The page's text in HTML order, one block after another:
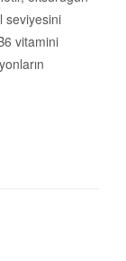
seviyesini
vitamini